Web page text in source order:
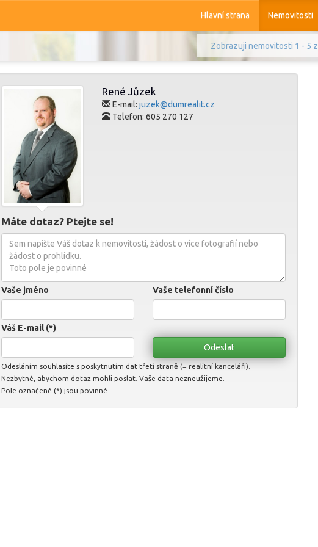
Hlavní strana Nemovitosti
Zobrazuji nemovitosti 1 - 5 z
René Jůzek
E-mail:juzek@dumrealit.cz
Telefon: 605 270 127
Máte dotaz? Ptejte se!
Vaše jméno Vaše telefonní číslo
Váš E-mail (*)
Odesláním souhlasíte s poskytnutím dat třetí straně (= realitní kanceláři).
Nezbytné, abychom dotaz mohli poslat. Vaše data nezneužijeme.
Pole označené (*) jsou povinné.